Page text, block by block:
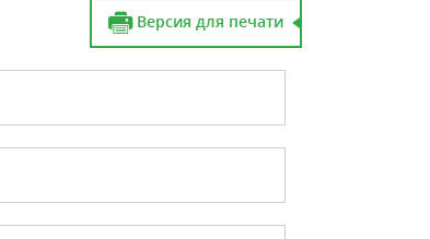
Версия для печати